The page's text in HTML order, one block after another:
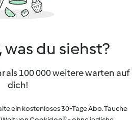
du siehst?
als 100 000 weitere warten auf
dich!
ein kostenloses 30-Tage Abo. Tauche